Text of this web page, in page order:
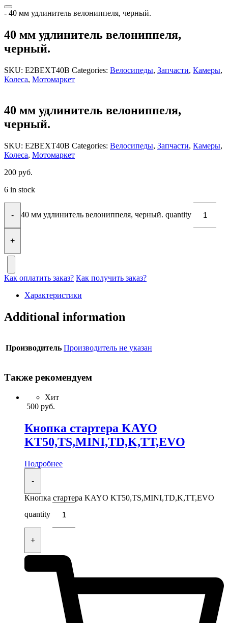
- 40 мм удлинитель велониппеля, черный.
40 мм удлинитель велониппеля,
черный.
SKU: E2BEXT40B Categories: Велосипеды, Запчасти, Камеры,
Колеса, Мотомаркет
40 мм удлинитель велониппеля,
черный.
SKU: E2BEXT40B Categories: Велосипеды, Запчасти, Камеры,
Колеса, Мотомаркет
200 руб.
6 in stock
- 40 мм удлинитель велониппеля, черный. quantity
+
Как оплатить заказ? Как получить заказ?
Характеристики
Additional information
Производитель Производитель не указан
Также рекомендуем
Хит
500 руб.
Кнопка стартера KAYO
KT50,TS,MINI,TD,K,TT,EVO
Подробнее
-
Кнопка стартера KAYO KT50,TS,MINI,TD,K,TT,EVO
quantity
+